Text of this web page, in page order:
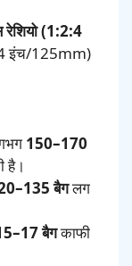
(1:2:4
4 इंच/125mm)
150–170
है।
बैगलग
बैगकाफी